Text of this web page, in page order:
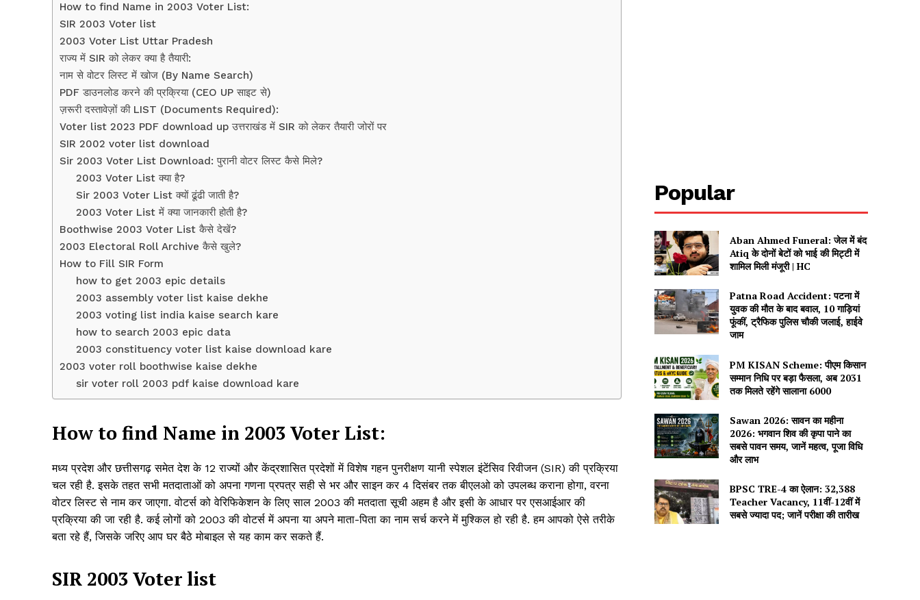
Magazine PRO
How to find Name in 2003 Voter List:
SIR 2003 Voter list
2003 Voter List Uttar Pradesh
राज्य में SIR को लेकर क्या है तैयारी:
नाम से वोटर लिस्ट में खोज (By Name Search)
PDF डाउनलोड करने की प्रक्रिया (CEO UP साइट से)
ज़रूरी दस्तावेज़ों की LIST (Documents Required):
Voter list 2023 PDF download up उत्तराखंड में SIR को लेकर तैयारी जोरों पर
SIR 2002 voter list download
Sir 2003 Voter List Download: पुरानी वोटर लिस्ट कैसे मिले?
2003 Voter List क्या है?
Sir 2003 Voter List क्यों ढूंढी जाती है?
2003 Voter List में क्या जानकारी होती है?
Boothwise 2003 Voter List कैसे देखें?
2003 Electoral Roll Archive कैसे खुले?
How to Fill SIR Form
how to get 2003 epic details
2003 assembly voter list kaise dekhe
2003 voting list india kaise search kare
how to search 2003 epic data
2003 constituency voter list kaise download kare
2003 voter roll boothwise kaise dekhe
sir voter roll 2003 pdf kaise download kare
How to find Name in 2003 Voter List:
मध्य प्रदेश और छत्तीसगढ़ समेत देश के 12 राज्यों और केंद्रशासित प्रदेशों में विशेष गहन पुनरीक्षण यानी स्पेशल इंटेंसिव रिवीजन (SIR) की प्रक्रिया
चल रही है. इसके तहत सभी मतदाताओं को अपना गणना प्रपत्र सही से भर और साइन कर 4 दिसंबर तक बीएलओ को उपलब्ध कराना होगा, वरना
वोटर लिस्ट से नाम कर जाएगा. वोटर्स को वेरिफिकेशन के लिए साल 2003 की मतदाता सूची अहम है और इसी के आधार पर एसआईआर की
प्रक्रिया की जा रही है. कई लोगों को 2003 की वोटर्स में अपना या अपने माता-पिता का नाम सर्च करने में मुश्किल हो रही है. हम आपको ऐसे तरीके
बता रहे हैं, जिसके जरिए आप घर बैठे मोबाइल से यह काम कर सकते हैं.
SIR 2003 Voter list
Popular
Aban Ahmed Funeral: जेल में बंद
Atiq के दोनों बेटों को भाई की मिट्टी में
शामिल मिली मंजूरी | HC
Patna Road Accident: पटना में
युवक की मौत के बाद बवाल, 10 गाड़ियां
फूंकीं, ट्रैफिक पुलिस चौकी जलाई, हाईवे
जाम
PM KISAN Scheme: पीएम किसान
सम्मान निधि पर बड़ा फैसला, अब 2031
तक मिलते रहेंगे सालाना ₹6000
Sawan 2026: सावन का महीना
2026: भगवान शिव की कृपा पाने का
सबसे पावन समय, जानें महत्व, पूजा विधि
और लाभ
BPSC TRE-4 का ऐलान: 32,388
Teacher Vacancy, 11वीं-12वीं में
सबसे ज्यादा पद; जानें परीक्षा की तारीख